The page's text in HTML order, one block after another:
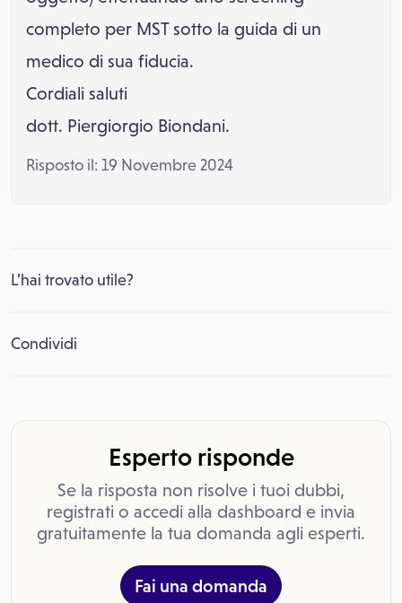
completo per MST sotto la guida di un
medico di sua fiducia.
Cordiali saluti
dott. Piergiorgio Biondani.
Risposto il: 19 Novembre 2024
L’hai trovato utile?
Condividi
Esperto risponde
Se la risposta non risolve i tuoi dubbi,
registrati o accedi alla dashboard e invia
gratuitamente la tua domanda agli esperti.
Fai una domanda